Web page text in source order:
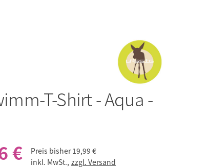
T-Shirt - Aqua -
€ Preis bisher 19,99 €
inkl. MwSt., zzgl. Versand